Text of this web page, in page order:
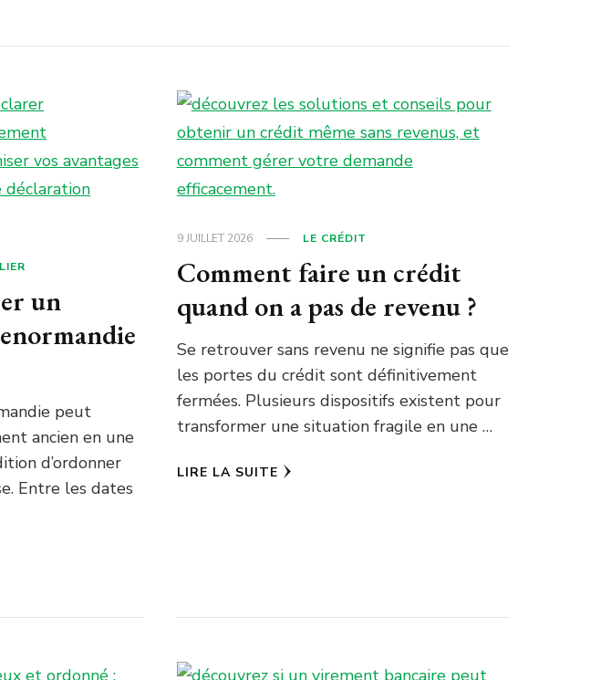
un
peut
ancien en une
d’ordonner
Entre les dates
9 JUILLET 2026 LE CRÉDIT
Comment faire un crédit
quand on a pas de revenu ?
Se retrouver sans revenu ne signifie pas que
les portes du crédit sont définitivement
fermées. Plusieurs dispositifs existent pour
transformer une situation fragile en une …
LIRE LA SUITE